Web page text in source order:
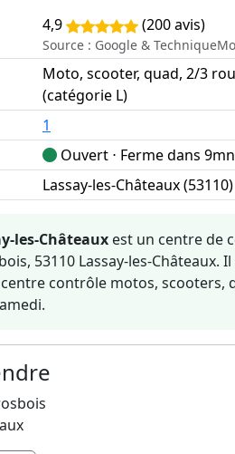
Sécurité Lassay-les-Châteaux
4,9 (200 avis)
Source : Google &
Moto, scooter, quad, 2/3
(catégorie L)
1
Ouvert ⋅ Ferme dans 9mn
Lassay-les-Châteaux (53110)
les-Châteaux est un centre de
53110 Lassay-les-Châteaux.
centre contrôle motos, scooters,